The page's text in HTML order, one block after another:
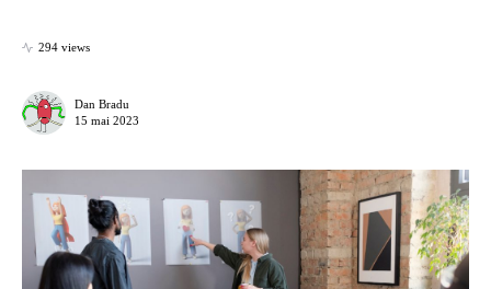
294 views
Dan Bradu
15 mai 2023